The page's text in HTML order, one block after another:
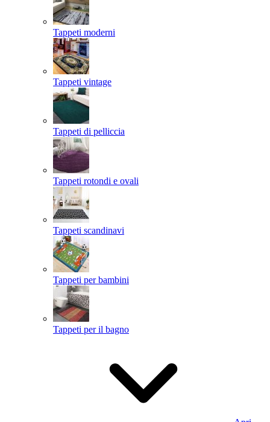
Tappeti moderni
Tappeti vintage
Tappeti di pelliccia
Tappeti rotondi e ovali
Tappeti scandinavi
Tappeti per bambini
Tappeti per il bagno